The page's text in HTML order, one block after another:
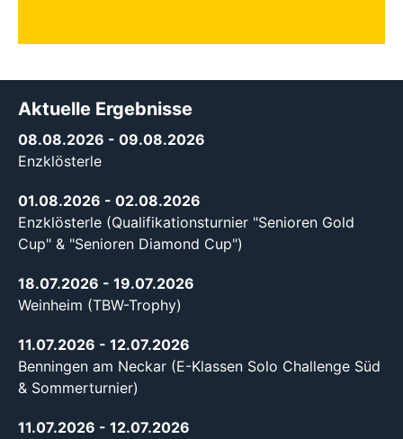
Aktuelle Ergebnisse
08.08.2026 - 09.08.2026
Enzklösterle
01.08.2026 - 02.08.2026
Enzklösterle (Qualifikationsturnier "Senioren Gold
Cup" & "Senioren Diamond Cup")
18.07.2026 - 19.07.2026
Weinheim (TBW-Trophy)
11.07.2026 - 12.07.2026
Benningen am Neckar (E-Klassen Solo Challenge Süd
& Sommerturnier)
11.07.2026 - 12.07.2026